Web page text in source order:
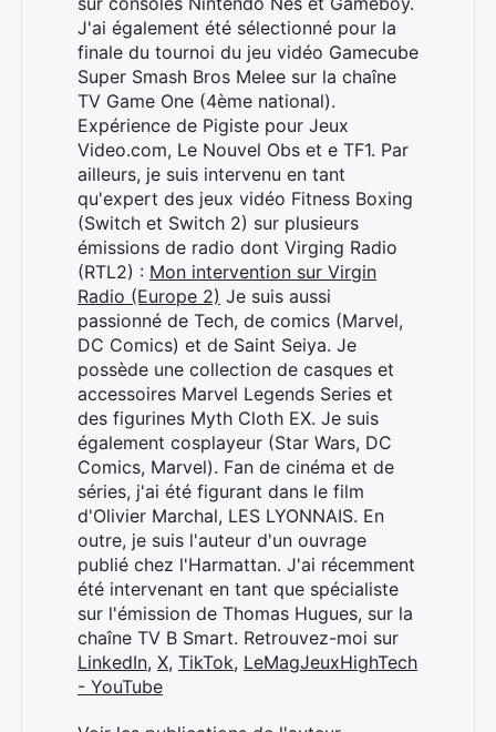
J'ai également été sélectionné pour la
finale du tournoi du jeu vidéo Gamecube
Super Smash Bros Melee sur la chaîne
TV Game One (4ème national).
Expérience de Pigiste pour Jeux
Video.com, Le Nouvel Obs et e TF1. Par
ailleurs, je suis intervenu en tant
qu'expert des jeux vidéo Fitness Boxing
(Switch et Switch 2) sur plusieurs
émissions de radio dont Virging Radio
(RTL2) : Mon intervention sur Virgin
Radio (Europe 2) Je suis aussi
passionné de Tech, de comics (Marvel,
DC Comics) et de Saint Seiya. Je
possède une collection de casques et
accessoires Marvel Legends Series et
des figurines Myth Cloth EX. Je suis
également cosplayeur (Star Wars, DC
Comics, Marvel). Fan de cinéma et de
séries, j'ai été figurant dans le film
d'Olivier Marchal, LES LYONNAIS. En
outre, je suis l'auteur d'un ouvrage
publié chez l'Harmattan. J'ai récemment
été intervenant en tant que spécialiste
sur l'émission de Thomas Hugues, sur la
chaîne TV B Smart. Retrouvez-moi sur
LinkedIn, X, TikTok, LeMagJeuxHighTech
- YouTube